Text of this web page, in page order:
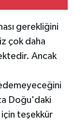
gerekliğini
çok daha
Ancak
Doğu'daki
teşekkür